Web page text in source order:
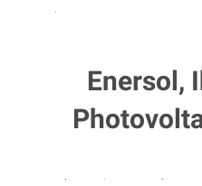
Enersol,